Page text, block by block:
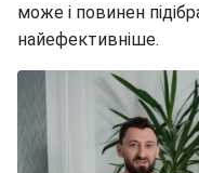
може і повинен
найефективніше.